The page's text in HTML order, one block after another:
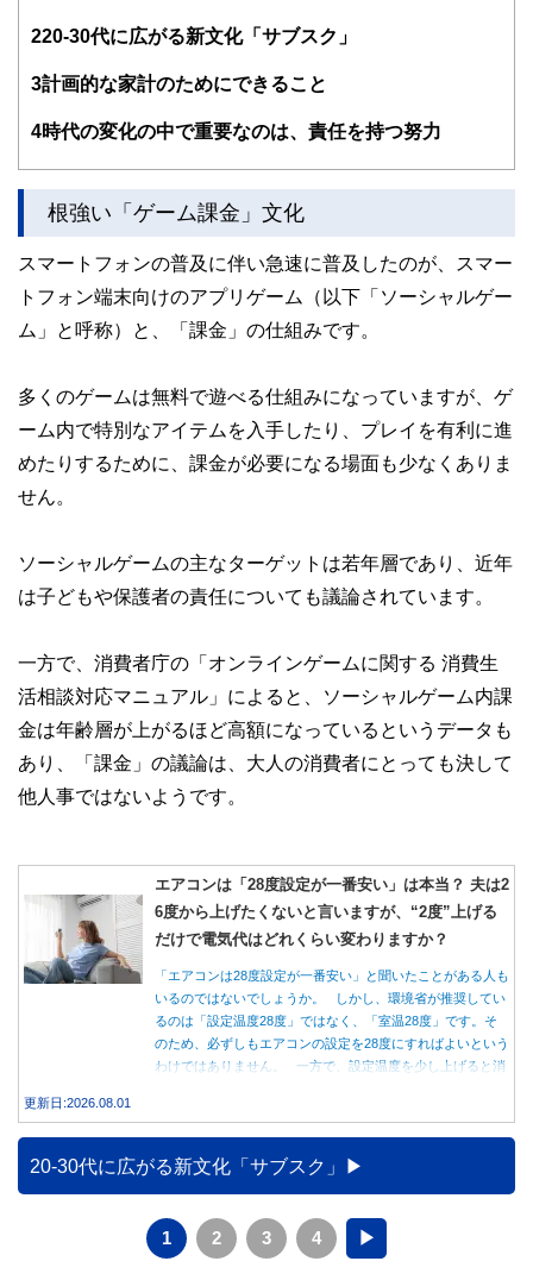
得者を中心に「お金や暮らし」に関する書籍・雑誌の編集経
験者で構成され、企画立案から記事掲載まですべての工程に
関わることで、読者目線のコンテンツを追求しています。
護士、税理士、宅地建物取引士、相続診断士、住宅ローンア
かしく感じられる年金や税金、相続、保険、ローンなどの話
をわかりやすく発信している点です。
執筆者・監修者による執筆体制を築くことで、内容のわかり
やすさはもちろんのこと、読み応えのあるコンテンツと確か
な情報発信を実現しています。
コンシェルジュを目指します。
220-30代に広がる新文化「サブスク」
3計画的な家計のためにできること
4時代の変化の中で重要なのは、責任を持つ努力
根強い「ゲーム課金」文化
スマートフォンの普及に伴い急速に普及したのが、スマー
トフォン端末向けのアプリゲーム（以下「ソーシャルゲー
ム」と呼称）と、「課金」の仕組みです。
多くのゲームは無料で遊べる仕組みになっていますが、ゲ
ーム内で特別なアイテムを入手したり、プレイを有利に進
めたりするために、課金が必要になる場面も少なくありま
せん。
ソーシャルゲームの主なターゲットは若年層であり、近年
は子どもや保護者の責任についても議論されています。
一方で、消費者庁の「オンラインゲームに関する 消費生
活相談対応マニュアル」によると、ソーシャルゲーム内課
金は年齢層が上がるほど高額になっているというデータも
あり、「課金」の議論は、大人の消費者にとっても決して
他人事ではないようです。
エアコンは「28度設定が一番安い」は本当？ 夫は2
6度から上げたくないと言いますが、“2度”上げる
だけで電気代はどれくらい変わりますか？
「エアコンは28度設定が一番安い」と聞いたことがある人も
いるのではないでしょうか。 しかし、環境省が推奨してい
るのは「設定温度28度」ではなく、「室温28度」です。そ
のため、必ずしもエアコンの設定を28度にすればよいという
わけではありません。 一方で、設定温度を少し上げると消
データをもとに、節約効果の目安と快適に過ごすためのポイ
ントを分かりやすく解説します。
更新日:2026.08.01
20-30代に広がる新文化「サブスク」
1 2 3 4 ▶